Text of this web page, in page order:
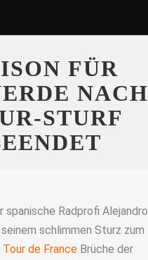
FÜR
NACH
STURF
spanische Radprofi Alejandro
schlimmen Sturz zum
Tour de FranceBrüche der